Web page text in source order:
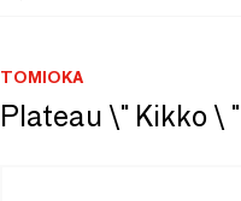
TOMIOKA
Plateau \" Kikko \ "